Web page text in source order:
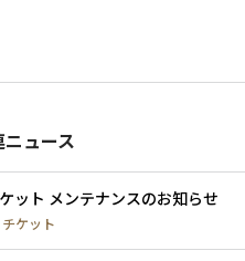
ュース
ット メンテナンスのお知らせ
チケット